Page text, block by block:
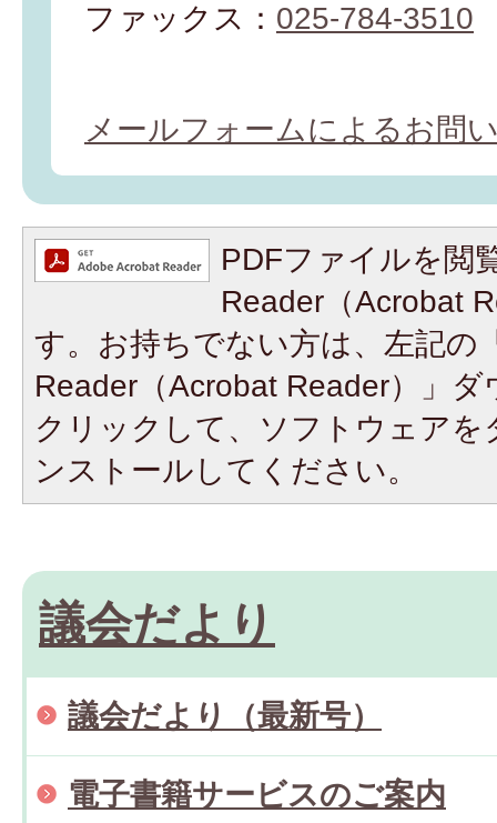
ファックス： 025-784-3510
メールフォームによるお問
PDFファイルを閲
Reader（Acrobat
す。お持ちでない方は、左記の
Reader（Acrobat Reader）」
クリックして、ソフトウェア
ンストールしてください。
議会だより
議会だより（最新号）
電子書籍サービスのご案内